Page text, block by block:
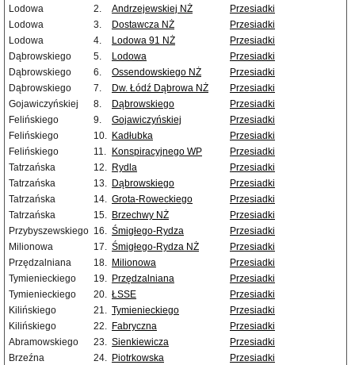
Lodowa
2. Andrzejewskiej NŻ
Przesiadki
Lodowa
3. Dostawcza NŻ
Przesiadki
Lodowa
4. Lodowa 91 NŻ
Przesiadki
Dąbrowskiego
5. Lodowa
Przesiadki
Dąbrowskiego
6. Ossendowskiego NŻ
Przesiadki
Dąbrowskiego
7. Dw. Łódź Dąbrowa NŻ
Przesiadki
Gojawiczyńskiej
8. Dąbrowskiego
Przesiadki
Felińskiego
9. Gojawiczyńskiej
Przesiadki
Felińskiego
10. Kadłubka
Przesiadki
Felińskiego
11. Konspiracyjnego WP
Przesiadki
Tatrzańska
12. Rydla
Przesiadki
Tatrzańska
13. Dąbrowskiego
Przesiadki
Tatrzańska
14. Grota-Roweckiego
Przesiadki
Tatrzańska
15. Brzechwy NŻ
Przesiadki
Przybyszewskiego 16. Śmigłego-Rydza
Przesiadki
Milionowa
17. Śmigłego-Rydza NŻ
Przesiadki
Przędzalniana
18. Milionowa
Przesiadki
Tymienieckiego
19. Przędzalniana
Przesiadki
Tymienieckiego
20. ŁSSE
Przesiadki
Kilińskiego
21. Tymienieckiego
Przesiadki
Kilińskiego
22. Fabryczna
Przesiadki
Abramowskiego
23. Sienkiewicza
Przesiadki
Brzeźna
24. Piotrkowska
Przesiadki